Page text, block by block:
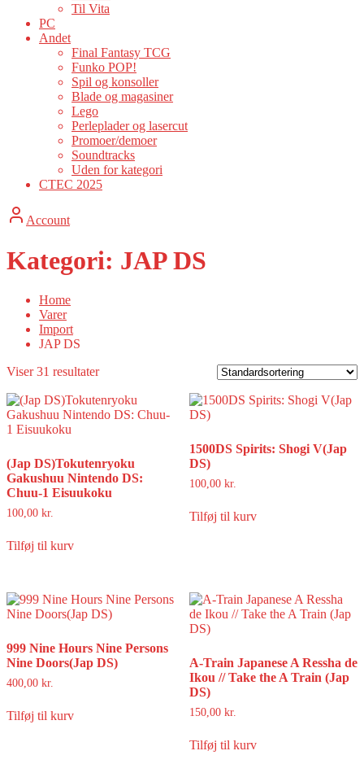
Til Vita
PC
Andet
Final Fantasy TCG
Funko POP!
Spil og konsoller
Blade og magasiner
Lego
Perleplader og lasercut
Promoer/demoer
Soundtracks
Uden for kategori
CTEC 2025
Account
Kategori: JAP DS
Home
Varer
Import
JAP DS
Viser 31 resultater
(Jap DS)Tokutenryoku
Gakushuu Nintendo DS:
Chuu-1 Eisuukoku
100,00 kr.
Tilføj til kurv
1500DS Spirits: Shogi V(Jap
DS)
100,00 kr.
Tilføj til kurv
999 Nine Hours Nine Persons
Nine Doors(Jap DS)
400,00 kr.
Tilføj til kurv
A-Train Japanese A Ressha de
Ikou // Take the A Train (Jap
DS)
150,00 kr.
Tilføj til kurv